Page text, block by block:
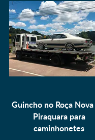
Guincho no Roça
Piraquara para
caminhonetes